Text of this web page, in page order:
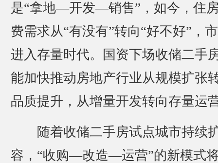
是“拿地—开发—销售”，如今，住
费需求从“有没有”转向“好不好”，
进入存量时代。国资下场收储二手
能加快推动房地产行业从规模扩张
品质提升，从增量开发转向存量运
随着收储二手房试点城市持续
容，“收购—改造—运营”的新模式